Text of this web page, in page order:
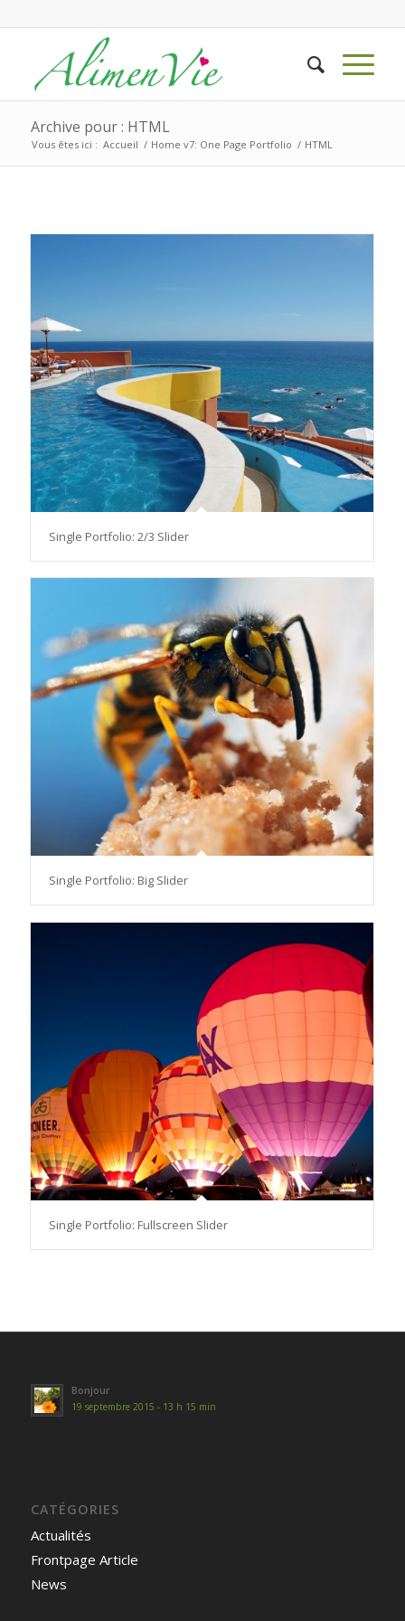
Archive pour : HTML
Vous êtes ici : Accueil / Home v7: One Page Portfolio / HTML
Single Portfolio: 2/3 Slider
Single Portfolio: Big Slider
Single Portfolio: Fullscreen Slider
Bonjour
19 septembre 2015 - 13 h 15 min
CATÉGORIES
Actualités
Frontpage Article
News